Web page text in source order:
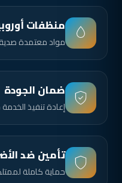
منظفات
مواد معتمدة
ضمان الجودة
إعادة تنفيذ الخدمة
تأمين ضد
حماية كاملة